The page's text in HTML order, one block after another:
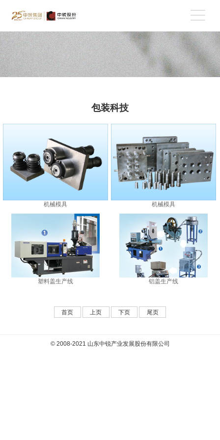
包装科技
机械模具 机械模具
塑料盖生产线 铝盖生产线
首页 上页 下页 尾页
© 2008-2021 山东中锐产业发展股份有限公司